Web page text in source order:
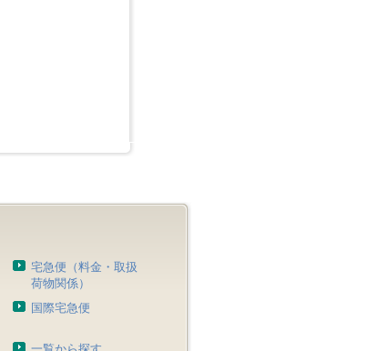
宅急便（料金・取扱
荷物関係）
国際宅急便